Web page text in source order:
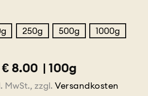
250g 500g 1000g
€ 8.00 | 100g
MwSt., zzgl. Versandkosten